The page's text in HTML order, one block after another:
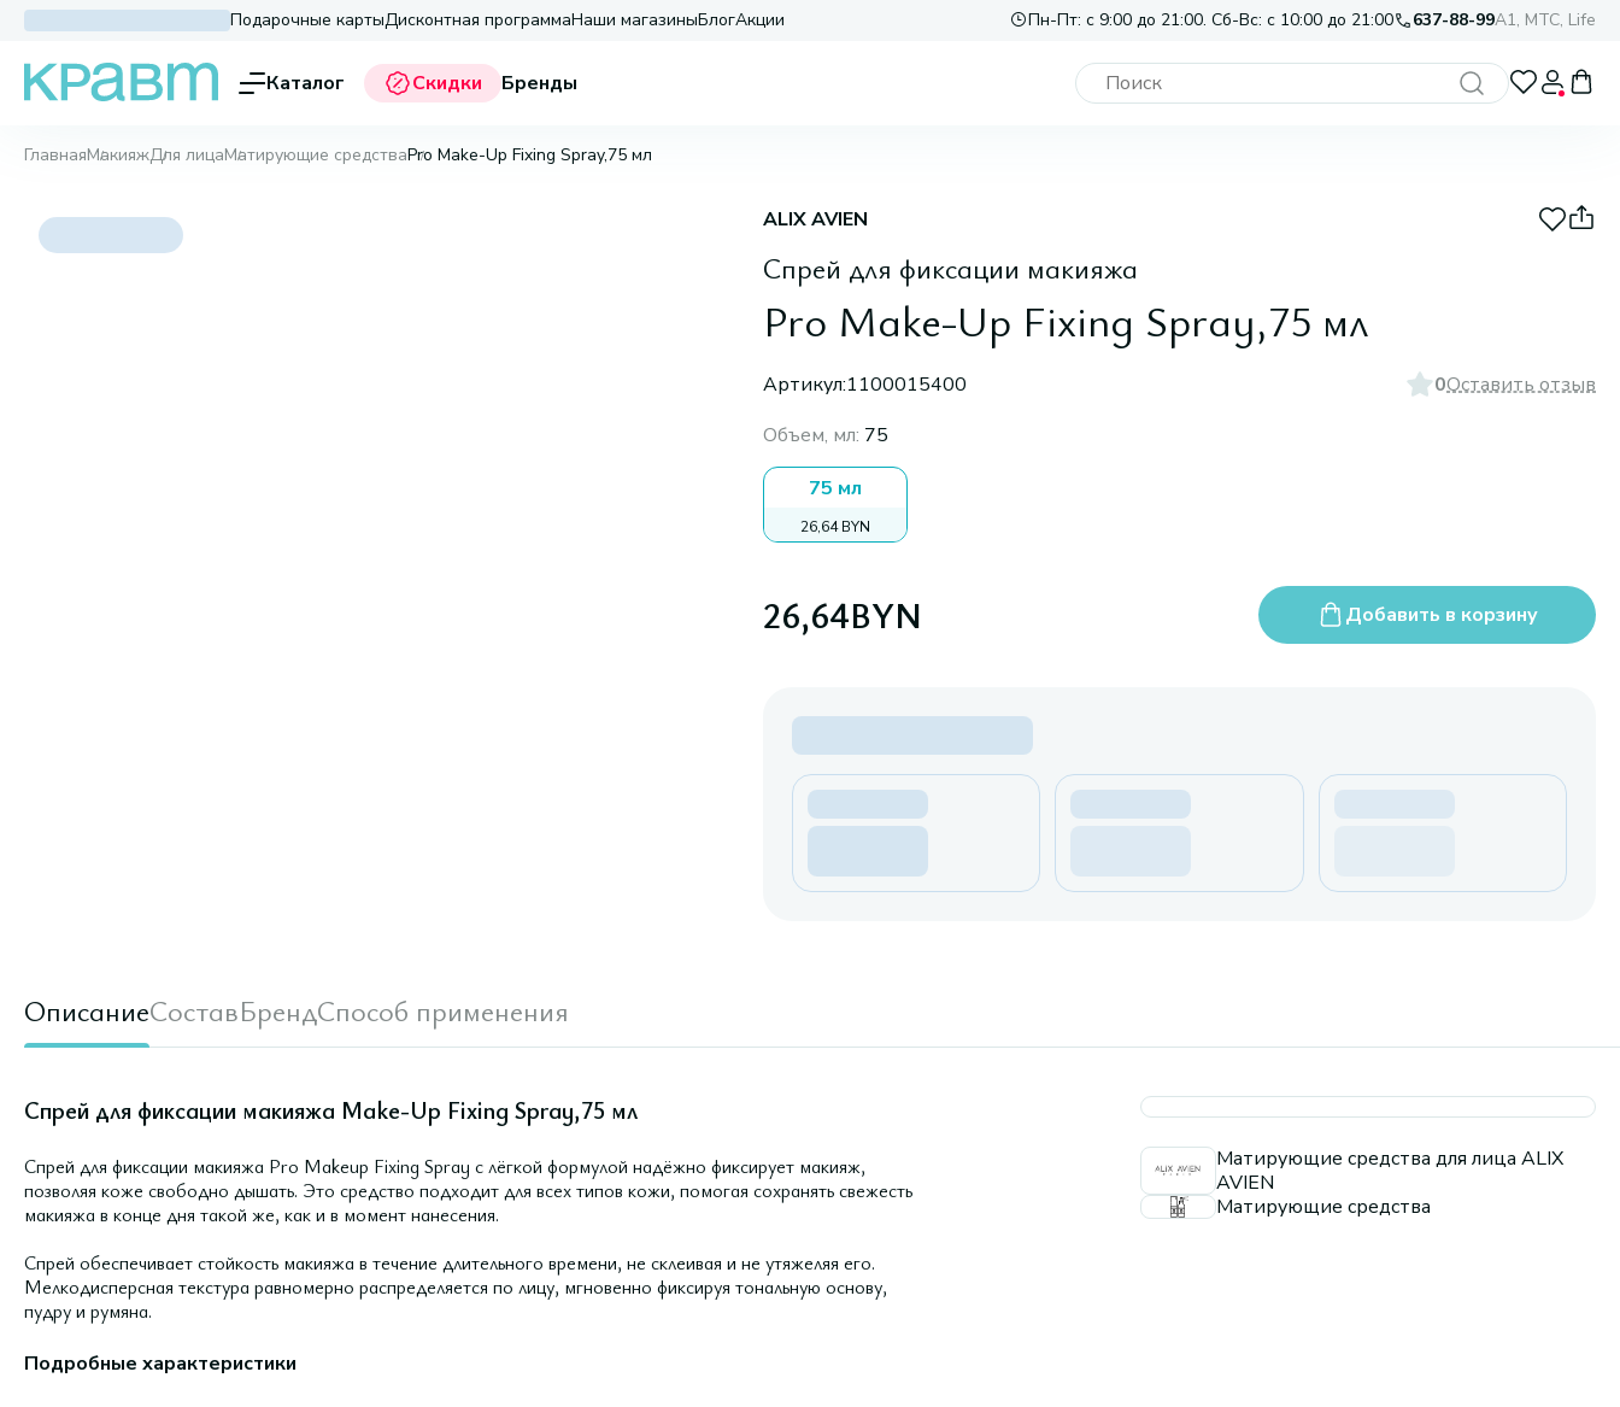
Подарочные картыДисконтная программаНаши магазиныБлогАкции Пн-Пт: с 9:00 до 21:00. Сб-Вс: с 10:00 до 21:00 637-88-99A1, МТС, Life
Каталог Скидки Бренды
ГлавнаяМакияжДля лицаМатирующие средстваPro Make-Up Fixing Spray,75 мл
ALIX AVIEN
Спрей для фиксации макияжа
Pro Make-Up Fixing Spray,75 мл
Артикул:1100015400 0Оставить отзыв
Объем, мл: 75
75 мл
26,64 BYN
26,64BYN Добавить в корзину
ОписаниеСоставБрендСпособ применения
Спрей для фиксации макияжа Make-Up Fixing Spray,75 мл
Спрей для фиксации макияжа Pro Makeup Fixing Spray с лёгкой формулой надёжно фиксирует макияж,
позволяя коже свободно дышать. Это средство подходит для всех типов кожи, помогая сохранять свежесть
макияжа в конце дня такой же, как и в момент нанесения.
Спрей обеспечивает стойкость макияжа в течение длительного времени, не склеивая и не утяжеляя его.
Мелкодисперсная текстура равномерно распределяется по лицу, мгновенно фиксируя тональную основу,
пудру и румяна.
Подробные характеристики
Матирующие средства для лица ALIX
AVIEN
Матирующие средства